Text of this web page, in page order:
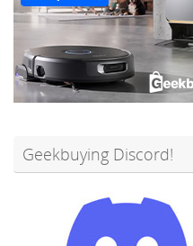
Geekbuying Discord!